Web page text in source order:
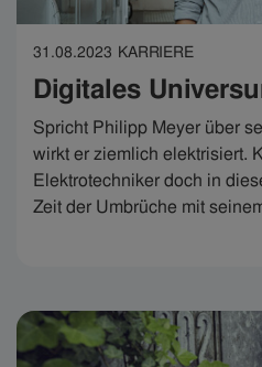
31.08.2023 KARRIERE
Digitales
Spricht Philipp Meyer über
wirkt er ziemlich elektrisiert.
Elektrotechniker doch in
Zeit der Umbrüche mit